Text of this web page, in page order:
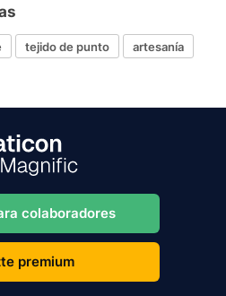
tejido de punto
artesanía
colaboradores
premium